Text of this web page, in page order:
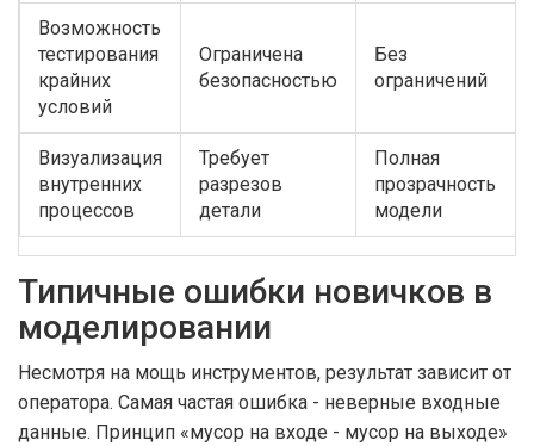
Возможность
тестирования
крайних
условий
Ограничена
безопасностью
Без
ограничений
Визуализация
внутренних
процессов
Требует
разрезов
детали
Полная
прозрачность
модели
Типичные ошибки новичков в
моделировании
Несмотря на мощь инструментов, результат зависит от
оператора. Самая частая ошибка - неверные входные
данные. Принцип «мусор на входе - мусор на выходе»